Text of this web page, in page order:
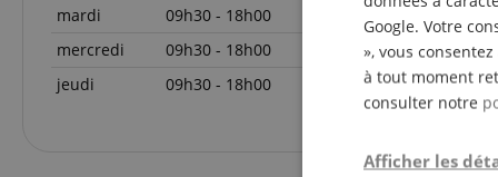
mardi
09h30 - 18h00
mercredi
09h30 - 18h00
jeudi
09h30 - 18h00
Google. Votre
», vous
à tout moment
consulter notre
Afficher les